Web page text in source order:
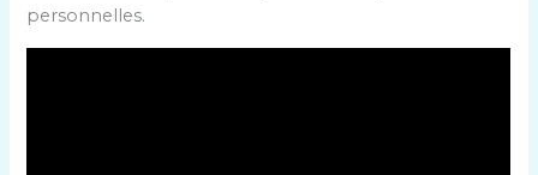
personnelles.